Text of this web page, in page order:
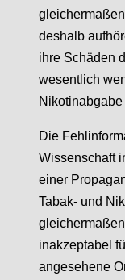
deshalb
ihre Schäden
wesentlich
Die
Wissenschaft
einer
Tabak- und
inakzeptabel
angesehene